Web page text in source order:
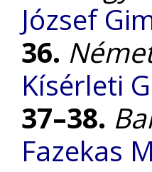
József
36.
Kísérleti
37–38.
Fazekas